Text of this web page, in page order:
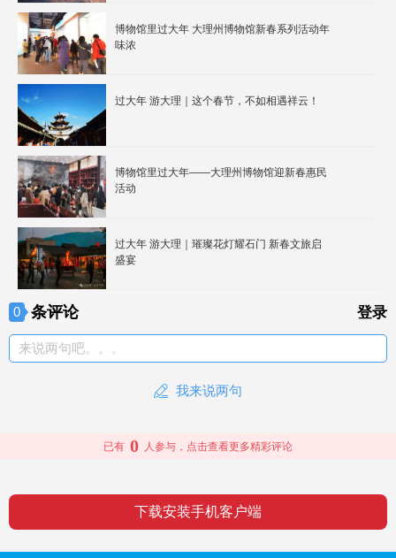
博物馆里过大年 大理州博物馆新春系列活动年
味浓
过大年 游大理｜这个春节，不如相遇祥云！
博物馆里过大年——大理州博物馆迎新春惠民
活动
过大年 游大理｜璀璨花灯耀石门 新春文旅启
盛宴
0 条评论 登录
来说两句吧。。。
我来说两句
已有 0 人参与，点击查看更多精彩评论
下载安装手机客户端